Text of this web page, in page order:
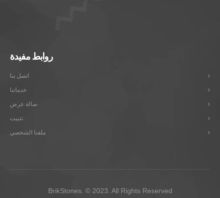
روابط مفيدة
اتصل بنا
خدماتنا
صالة عرض
تثبيت
ملفنا الشخصي
BrikStones. © 2023. All Rights Reserved